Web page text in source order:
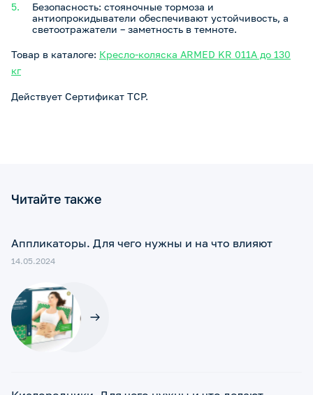
Безопасность: стояночные тормоза и
антиопрокидыватели обеспечивают устойчивость, а
светоотражатели – заметность в темноте.
Товар в каталоге: Кресло-коляска ARMED KR 011A до 130
кг
Действует Сертификат ТСР.
Читайте также
Аппликаторы. Для чего нужны и на что влияют
14.05.2024